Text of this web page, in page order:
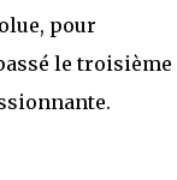
pour
le troisième